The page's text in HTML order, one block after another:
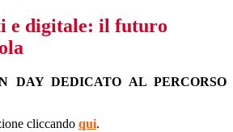
e digitale: il futuro
DAY DEDICATO AL PERCORSO
cliccando qui.